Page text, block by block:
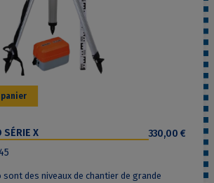
SÉRIE X 330,00 €
sont des niveaux de chantier de grande